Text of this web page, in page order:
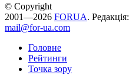
© Copyright
2001—2026 FORUA. Редакція:
mail@for-ua.com
Головне
Рейтинги
Точка зору